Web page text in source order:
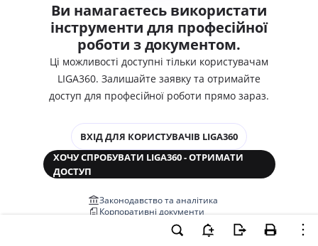
Ви намагаєтесь використати
інструменти для професійної
роботи з документом.
Ці можливості доступні тільки користувачам
LIGA360. Залишайте заявку та отримайте
доступ для професійної роботи прямо зараз.
ВХІД ДЛЯ КОРИСТУВАЧІВ LIGA360
ХОЧУ СПРОБУВАТИ LIGA360 - ОТРИМАТИ
ДОСТУП
Законодавство та аналітика
Корпоративні документи
Перевірка компаній та персон
Медіааналіз та репутація